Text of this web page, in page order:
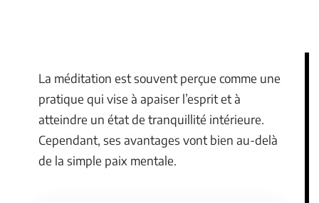
La méditation est souvent perçue comme une
pratique qui vise à apaiser l’esprit et à
atteindre un état de tranquillité intérieure.
Cependant, ses avantages vont bien au-delà
de la simple paix mentale.